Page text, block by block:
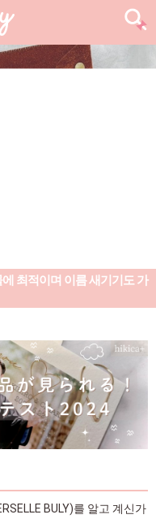
최적이며 이름 새기기도 가
BULY)를 알고 계신가